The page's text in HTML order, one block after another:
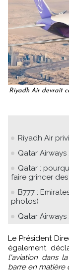
Riyadh Air devrait
Riyadh Air
Qatar
Qatar :
faire grincer
B777 :
photos)
Qatar
Le Président Directeur général du groupe Qatar Airways a
également
l'aviation dans
barre en matière